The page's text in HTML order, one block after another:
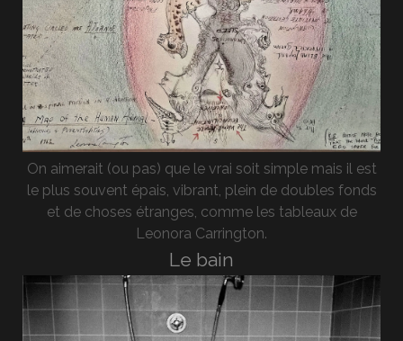
On aimerait (ou pas) que le vrai soit simple mais il est
le plus souvent épais, vibrant, plein de doubles fonds
et de choses étranges, comme les tableaux de
Leonora Carrington.
Le bain